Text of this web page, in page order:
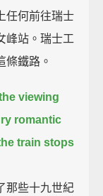
任何前往瑞士
峰站。瑞士工
條鐵路。
viewing
romantic
train stops
那些十九世紀